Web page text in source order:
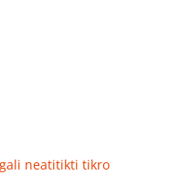
neatitikti tikro